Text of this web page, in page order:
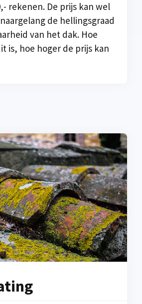
rekenen. De prijs kan wel
de hellingsgraad
van het dak. Hoe
is, hoe hoger de prijs kan